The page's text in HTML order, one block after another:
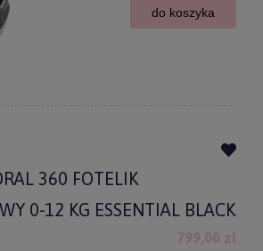
do koszyka
360 FOTELIK
0-12 KG ESSENTIAL BLACK
799,00 zł